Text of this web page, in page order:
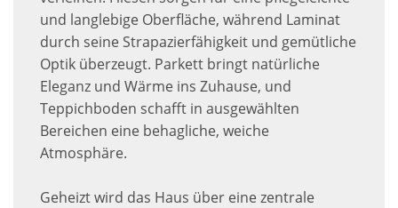
und langlebige Oberfläche, während Laminat
durch seine Strapazierfähigkeit und gemütliche
Optik überzeugt. Parkett bringt natürliche
Eleganz und Wärme ins Zuhause, und
Teppichboden schafft in ausgewählten
Bereichen eine behagliche, weiche
Atmosphäre.
Geheizt wird das Haus über eine zentrale